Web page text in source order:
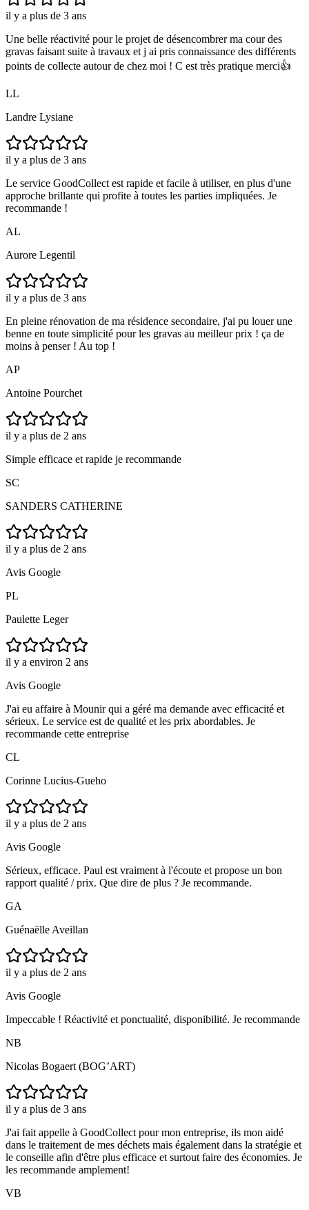
il y a plus de 3 ans
Une belle réactivité pour le projet de désencombrer ma cour des
gravas faisant suite à travaux et j ai pris connaissance des différents
points de collecte autour de chez moi ! C est très pratique merci👍
LL
Landre Lysiane
il y a plus de 3 ans
Le service GoodCollect est rapide et facile à utiliser, en plus d'une
approche brillante qui profite à toutes les parties impliquées. Je
recommande !
AL
Aurore Legentil
il y a plus de 3 ans
En pleine rénovation de ma résidence secondaire, j'ai pu louer une
benne en toute simplicité pour les gravas au meilleur prix ! ça de
moins à penser ! Au top !
AP
Antoine Pourchet
il y a plus de 2 ans
Simple efficace et rapide je recommande
SC
SANDERS CATHERINE
il y a plus de 2 ans
Avis Google
PL
Paulette Leger
il y a environ 2 ans
Avis Google
J'ai eu affaire à Mounir qui a géré ma demande avec efficacité et
sérieux. Le service est de qualité et les prix abordables. Je
recommande cette entreprise
CL
Corinne Lucius-Gueho
il y a plus de 2 ans
Avis Google
Sérieux, efficace. Paul est vraiment à l'écoute et propose un bon
rapport qualité / prix. Que dire de plus ? Je recommande.
GA
Guénaëlle Aveillan
il y a plus de 2 ans
Avis Google
Impeccable ! Réactivité et ponctualité, disponibilité. Je recommande
NB
Nicolas Bogaert (BOG’ART)
il y a plus de 3 ans
J'ai fait appelle à GoodCollect pour mon entreprise, ils mon aidé
dans le traitement de mes déchets mais également dans la stratégie et
le conseille afin d'être plus efficace et surtout faire des économies. Je
les recommande amplement!
VB